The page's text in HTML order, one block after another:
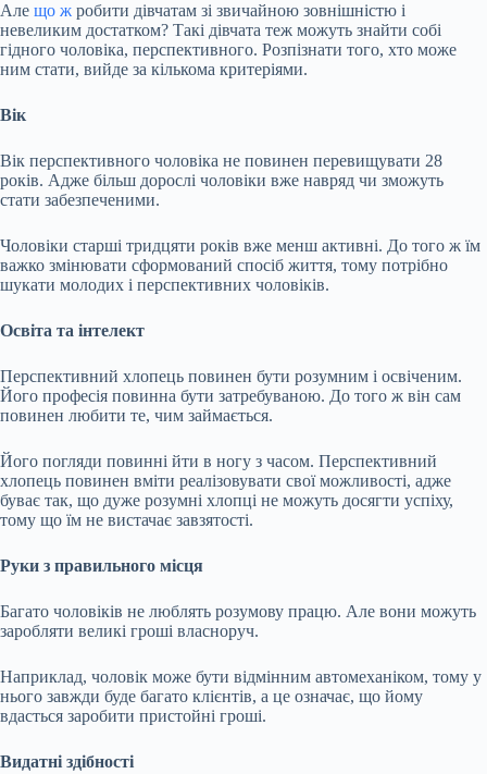
Але що ж робити дівчатам зі звичайною зовнішністю і
невеликим достатком? Такі дівчата теж можуть знайти собі
гідного чоловіка, перспективного. Розпізнати того, хто може
ним стати, вийде за кількома критеріями.
Вік
Вік перспективного чоловіка не повинен перевищувати 28
років. Адже більш дорослі чоловіки вже навряд чи зможуть
стати забезпеченими.
Чоловіки старші тридцяти років вже менш активні. До того ж їм
важко змінювати сформований спосіб життя, тому потрібно
шукати молодих і перспективних чоловіків.
Освіта та інтелект
Перспективний хлопець повинен бути розумним і освіченим.
Його професія повинна бути затребуваною. До того ж він сам
повинен любити те, чим займається.
Його погляди повинні йти в ногу з часом. Перспективний
хлопець повинен вміти реалізовувати свої можливості, адже
буває так, що дуже розумні хлопці не можуть досягти успіху,
тому що їм не вистачає завзятості.
Руки з правильного місця
Багато чоловіків не люблять розумову працю. Але вони можуть
заробляти великі гроші власноруч.
Наприклад, чоловік може бути відмінним автомеханіком, тому у
нього завжди буде багато клієнтів, а це означає, що йому
вдасться заробити пристойні гроші.
Видатні здібності